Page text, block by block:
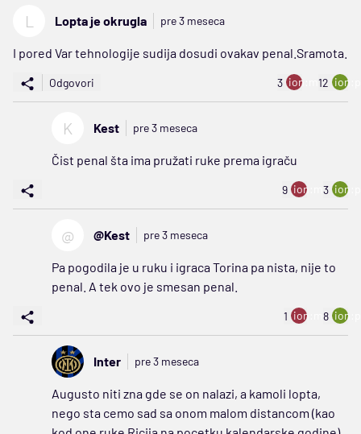
L Lopta je okrugla pre 3 meseca
I pored Var tehnologije sudija dosudi ovakav penal.Sramota.
Odgovori 3 ion:minus
12
K Kest pre 3 meseca
Čist penal šta ima pružati ruke prema igraču
9 ion:minus
3
@ @Kest pre 3 meseca
Pa pogodila je u ruku i igraca Torina pa nista, nije to
penal. A tek ovo je smesan penal.
1 ion:minus
8
Inter pre 3 meseca
Augusto niti zna gde se on nalazi, a kamoli lopta,
nego sta cemo sad sa onom malom distancom (kao